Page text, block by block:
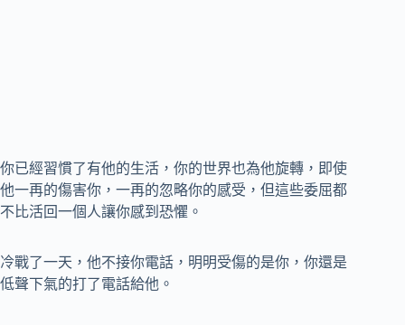
你已經習慣了有他的生活，你的世界也為他旋轉，即使
他一再的傷害你，一再的忽略你的感受，但這些委屈都
不比活回一個人讓你感到恐懼。
冷戰了一天，他不接你電話，明明受傷的是你，你還是
低聲下氣的打了電話給他。